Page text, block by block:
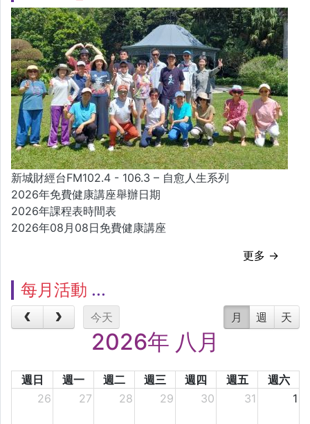
新城財經台FM102.4 - 106.3 – 自愈人生系列
2026年免費健康講座舉辦日期
2026年課程表時間表
2026年08月08日免費健康講座
更多 →
每月活動
今天 月 週 天
2026年 八月
週日 週一 週二 週三 週四 週五
週六
26
27 28 29 30 31 1